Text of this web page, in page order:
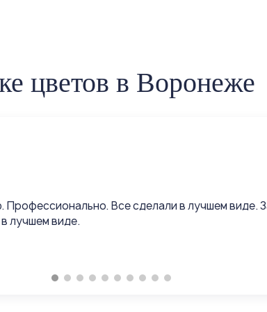
цветов в Воронеже
Все сделали в лучшем виде.
лучшем виде.